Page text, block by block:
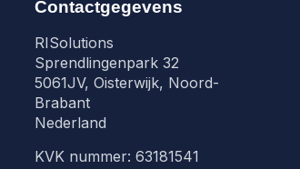
Contactgegevens
RISolutions
Sprendlingenpark 32
5061JV, Oisterwijk, Noord-
Brabant
Nederland
KVK nummer: 63181541